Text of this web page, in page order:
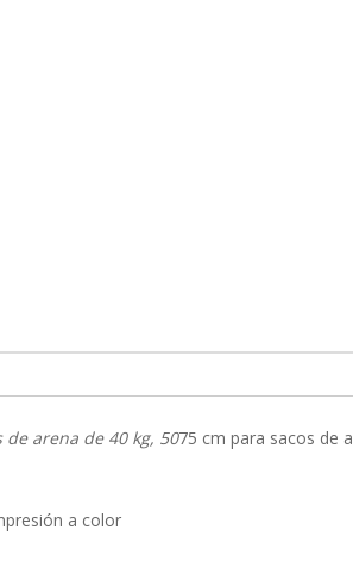
de arena de 40 kg, 5075 cm para sacos de
a color